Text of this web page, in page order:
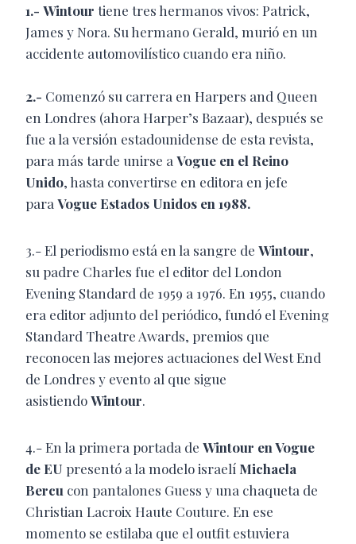
1.- Wintour tiene tres hermanos vivos: Patrick,
James y Nora. Su hermano Gerald, murió en un
accidente automovilístico cuando era niño.
2.- Comenzó su carrera en Harpers and Queen
en Londres (ahora Harper’s Bazaar), después se
fue a la versión estadounidense de esta revista,
para más tarde unirse a Vogue en el Reino
Unido, hasta convertirse en editora en jefe
para Vogue Estados Unidos en 1988.
3.- El periodismo está en la sangre de Wintour,
su padre Charles fue el editor del London
Evening Standard de 1959 a 1976. En 1955, cuando
era editor adjunto del periódico, fundó el Evening
Standard Theatre Awards, premios que
reconocen las mejores actuaciones del West End
de Londres y evento al que sigue
asistiendoWintour.
4.- En la primera portada de Wintour en Vogue
de EU presentó a la modelo israelí Michaela
Bercu con pantalones Guess y una chaqueta de
Christian Lacroix Haute Couture. En ese
momento se estilaba que el outfit estuviera